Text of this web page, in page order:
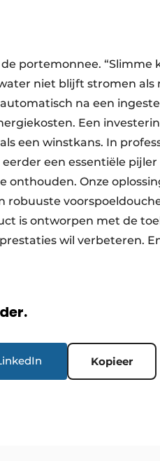
portemonnee. “Slimme
niet blijft stromen als
na een
Een
een winstkans. In
een essentiële pijler
onthouden. Onze
robuuste
is ontworpen met de
wil verbeteren.
Kopieer